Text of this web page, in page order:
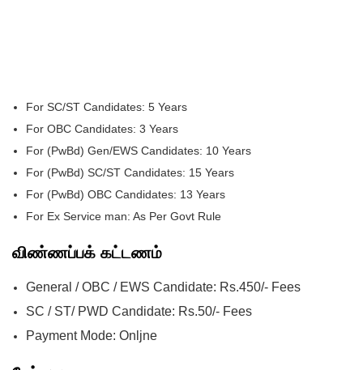
For SC/ST Candidates: 5 Years
For OBC Candidates: 3 Years
For (PwBd) Gen/EWS Candidates: 10 Years
For (PwBd) SC/ST Candidates: 15 Years
For (PwBd) OBC Candidates: 13 Years
For Ex Service man: As Per Govt Rule
விண்ணப்பக் கட்டணம்
General / OBC / EWS Candidate: Rs.450/- Fees
SC / ST/ PWD Candidate: Rs.50/- Fees
Payment Mode: Onljne